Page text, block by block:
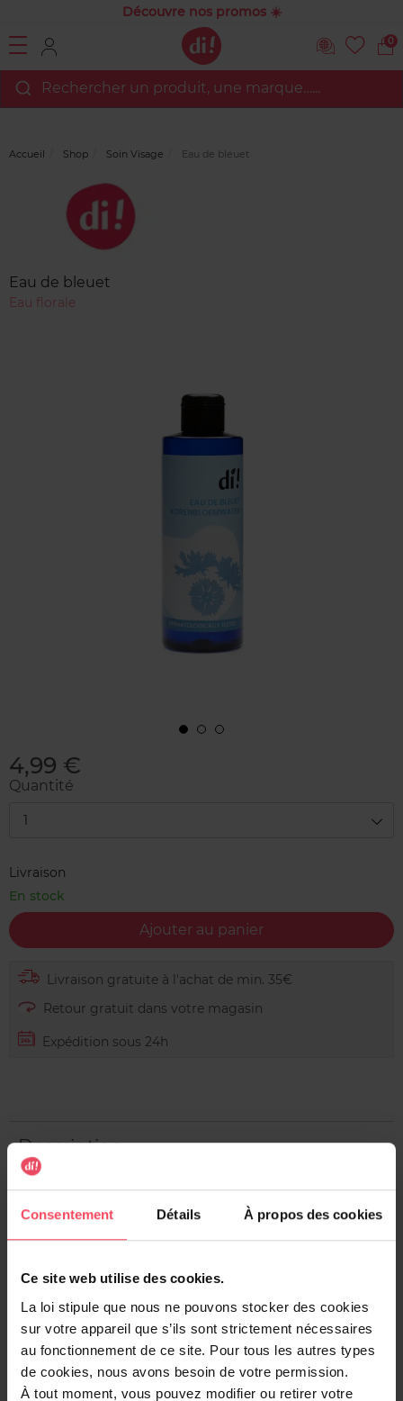
Consentement Détails À propos des cookies
Ce site web utilise des cookies.
La loi stipule que nous ne pouvons stocker des cookies
sur votre appareil que s’ils sont strictement nécessaires
au fonctionnement de ce site. Pour tous les autres types
de cookies, nous avons besoin de votre permission.
À tout moment, vous pouvez modifier ou retirer votre
Découvre nos promos ☀️
0
Rechercher un produit, une marque…...
Accueil Shop Soin Visage Eau de bleuet
Eau de bleuet
Eau florale
4,99 €
Quantité
1
Livraison
En stock
Ajouter au panier
Livraison gratuite à l'achat de min. 35€
Retour gratuit dans votre magasin
Expédition sous 24h
Description
L'eau de bleuet Di! contient 99% d'ingrédients d'origine
Formulée avec de l'extrait de bleuet (Centaurea cyanus),
agréable sensation de douceur et de confort. Sa formule
légère et délicatement parfumée en fait une caresse
idéale pour rafraîchir et tonifier le visage à tout moment
de la journée.
Convient à tous les types de peau.